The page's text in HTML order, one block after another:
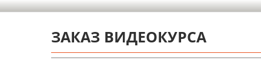
ЗАКАЗ ВИДЕОКУРСА